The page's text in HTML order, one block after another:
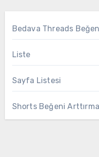
Bedava Threads
Liste
Sayfa Listesi
Shorts Beğeni